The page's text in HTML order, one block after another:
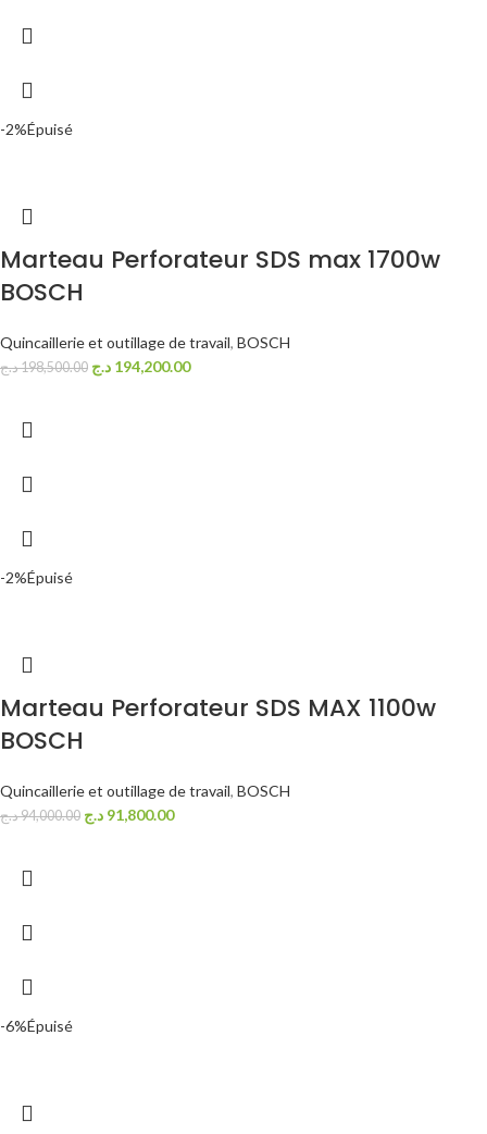
-2%Épuisé
Marteau Perforateur SDS max 1700w
BOSCH
Quincaillerie et outillage de travail, BOSCH
198,500.00د.ج 194,200.00 د.ج
-2%Épuisé
Marteau Perforateur SDS MAX 1100w
BOSCH
Quincaillerie et outillage de travail, BOSCH
94,000.00د.ج 91,800.00 د.ج
-6%Épuisé